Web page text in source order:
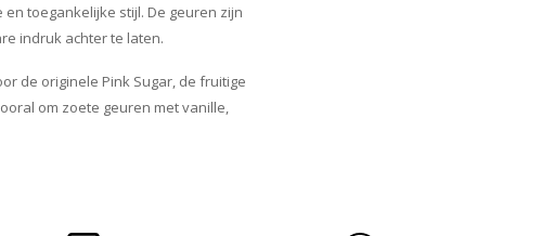
toegankelijke stijl. De geuren zijn
indruk achter te laten.
de originele Pink Sugar, de fruitige
om zoete geuren met vanille,